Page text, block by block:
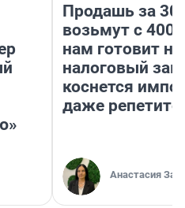
Продашь за
возьмут с
нам готовит
налоговый
коснется
даже
Анастасия